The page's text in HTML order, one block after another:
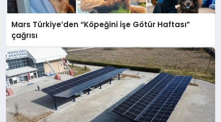
Mars Türkiye’den “Köpeğini İşe Götür Haftası”
çağrısı